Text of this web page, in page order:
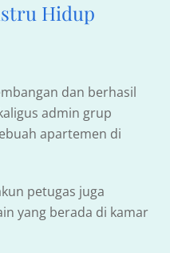
Hidup
dan berhasil
admin grup
apartemen di
petugas juga
yang berada di kamar